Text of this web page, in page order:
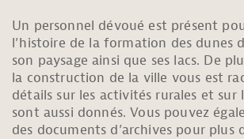
Un personnel dévoué est présent
l’histoire de la formation des dunes
son paysage ainsi que ses lacs. De
la construction de la ville vous est
détails sur les activités rurales et sur
sont aussi donnés. Vous pouvez
des documents d’archives pour plus